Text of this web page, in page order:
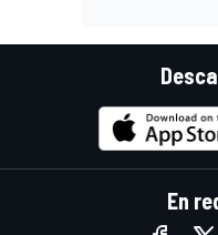
En